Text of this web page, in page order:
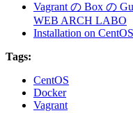
Vagrant の Box の
WEB ARCH LABO
Installation on CentOS
Tags:
CentOS
Docker
Vagrant